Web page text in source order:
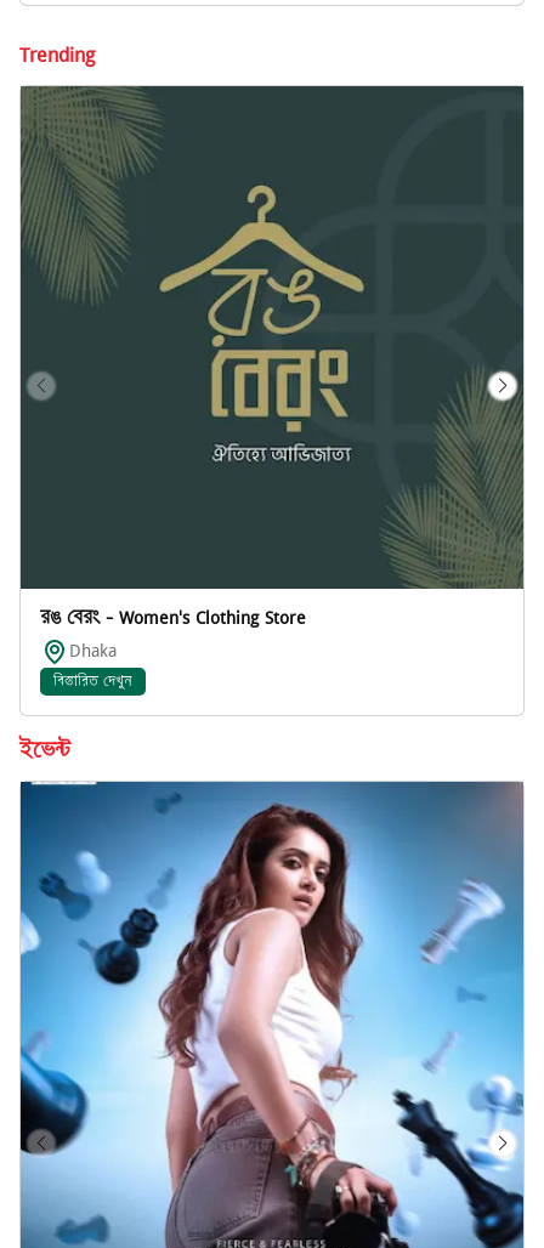
Trending
রঙ বেরং - Women's Clothing Store
Dhaka
বিস্তারিত দেখুন
ইভেন্ট